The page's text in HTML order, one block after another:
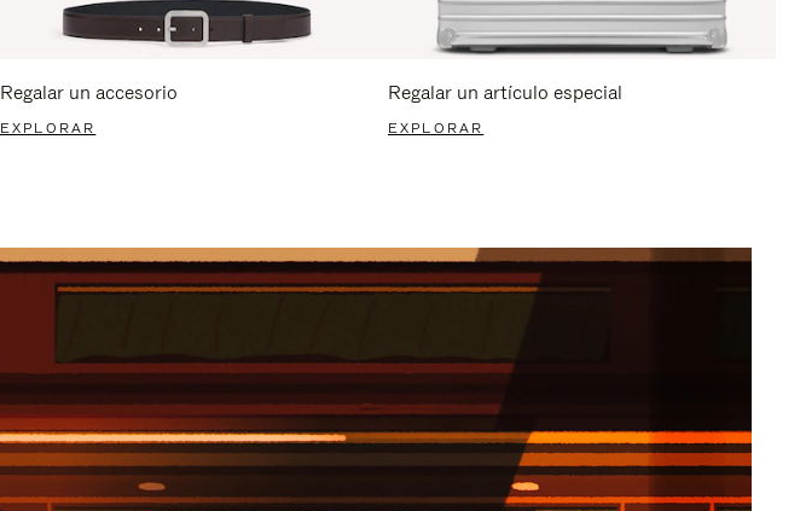
Regalar un accesorio
EXPLORAR
Regalar un artículo especial
EXPLORAR